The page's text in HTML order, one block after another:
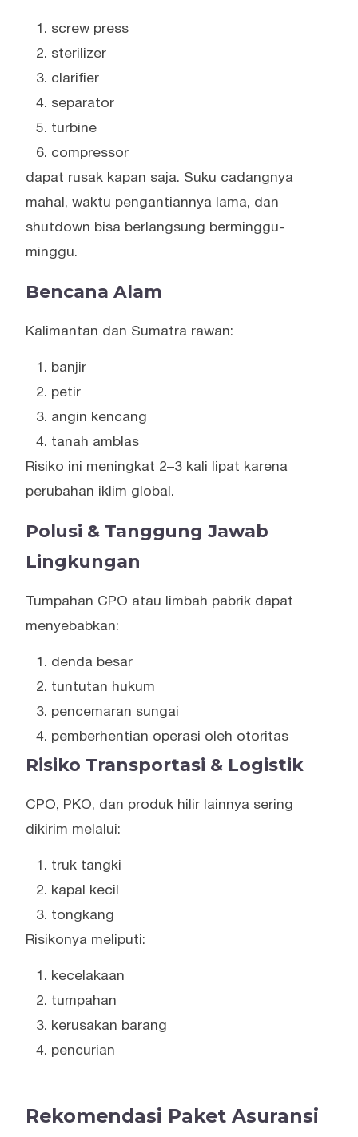
screw press
sterilizer
clarifier
separator
turbine
compressor
dapat rusak kapan saja. Suku cadangnya
mahal, waktu pengantiannya lama, dan
shutdown bisa berlangsung berminggu-
minggu.
Bencana Alam
Kalimantan dan Sumatra rawan:
banjir
petir
angin kencang
tanah amblas
Risiko ini meningkat 2–3 kali lipat karena
perubahan iklim global.
Polusi & Tanggung Jawab
Lingkungan
Tumpahan CPO atau limbah pabrik dapat
menyebabkan:
denda besar
tuntutan hukum
pencemaran sungai
pemberhentian operasi oleh otoritas
Risiko Transportasi & Logistik
CPO, PKO, dan produk hilir lainnya sering
dikirim melalui:
truk tangki
kapal kecil
tongkang
Risikonya meliputi:
kecelakaan
tumpahan
kerusakan barang
pencurian
Rekomendasi Paket Asuransi